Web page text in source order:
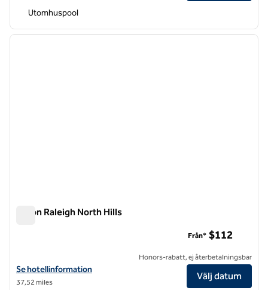
Utomhuspool
1 av 12
nästa
Hilton Raleigh North Hills
Visa hotelluppgifter för Hilton Raleigh North Hills
Se hotellinformation
37,52 miles
Från* $112
Honors-rabatt, ej återbetalningsbar
Välj datum